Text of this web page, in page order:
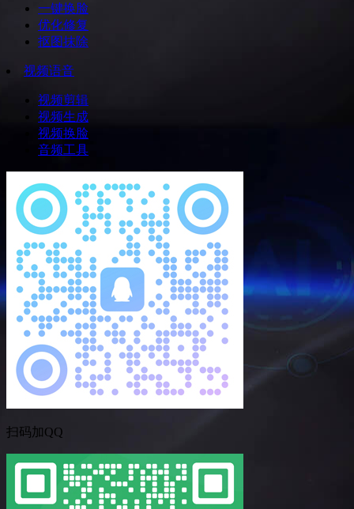
一键换脸
优化修复
抠图抹除
视频语音
视频剪辑
视频生成
视频换脸
音频工具
扫码加QQ